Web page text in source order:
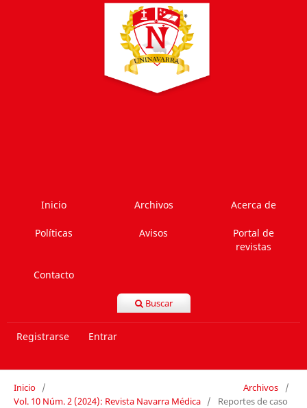
Inicio Archivos Acerca de
Políticas Avisos
Portal de
revistas
Contacto
Buscar
Registrarse Entrar
Inicio / Archivos
/
Vol. 10 Núm. 2 (2024): Revista Navarra Médica / Reportes de caso